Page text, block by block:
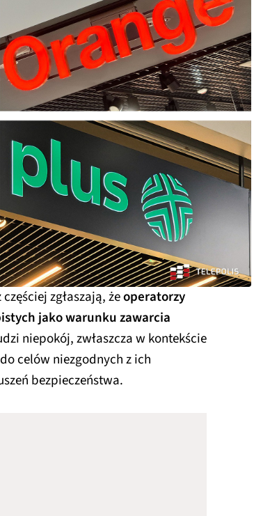
zgłaszają, żeoperatorzy
jako warunku zawarcia
niepokój, zwłaszcza w kontekście
celów niezgodnych z ich
bezpieczeństwa.